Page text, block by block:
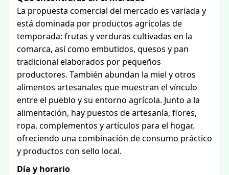
La propuesta comercial del mercado es variada y
está dominada por productos agrícolas de
temporada: frutas y verduras cultivadas en la
comarca, así como embutidos, quesos y pan
tradicional elaborados por pequeños
productores. También abundan la miel y otros
alimentos artesanales que muestran el vínculo
entre el pueblo y su entorno agrícola. Junto a la
alimentación, hay puestos de artesanía, flores,
ropa, complementos y artículos para el hogar,
ofreciendo una combinación de consumo práctico
y productos con sello local.
Día y horario